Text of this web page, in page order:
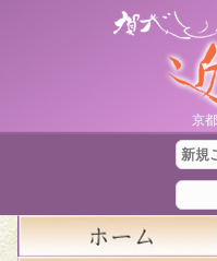
京
新規